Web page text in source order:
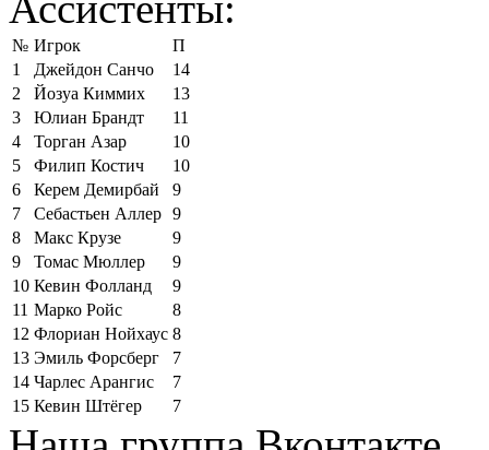
№ Игрок
П
1
Джейдон Санчо
14
2
Йозуа Киммих
13
3
Юлиан Брандт
11
4
Торган Азар
10
5
Филип Костич
10
6
Керем Демирбай
9
7
Себастьен Аллер 9
8
Макс Крузе
9
9
Томас Мюллер
9
10 Кевин Фолланд
9
11 Марко Ройс
8
12 Флориан Нойхаус 8
13 Эмиль Форсберг
7
14 Чарлес Арангис
7
15 Кевин Штёгер 7